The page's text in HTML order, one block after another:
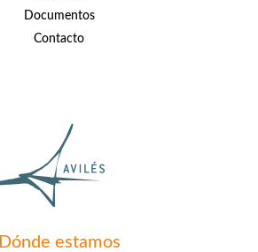
Documentos
Contacto
Dónde estamos